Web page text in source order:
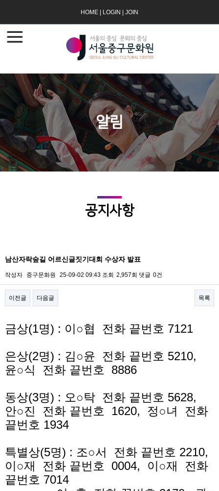
HOME LOGIN JOIN
알림
공지사항
남산자락숲길 어르신글짓기대회 수상자 발표
작성자 중구문화원 25-09-02 09:43 조회 2,957회 댓글 0건
이전글 다음글 목록
금상(1명) : 이○협 전화 끝번호 7121
은상(2명) : 김○윤 전화 끝번호 5210,
윤○식 전화 끝번호 8886
동상(3명) : 오○탁 전화 끝번호 5628,
안○진 전화 끝번호 1620, 정○녀 전화
끝번호 1934
특별상(5명) : 조○서 전화 끝번호 2210,
이○재 전화 끝번호 0004, 이○재
전화
끝번호 7014